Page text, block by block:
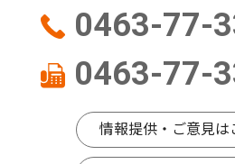
0463-77-
0463-77-
情報提供・ご意見は